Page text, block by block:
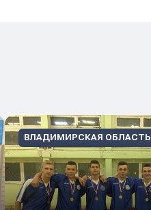
ВЛАДИМИРСКАЯ ОБЛАСТЬ